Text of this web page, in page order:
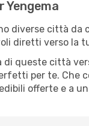
Yengema
diverse città
diretti verso la
queste città
per te. Che
offerte e a